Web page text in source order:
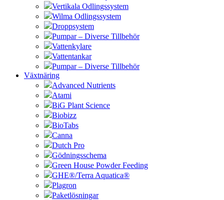
Vertikala Odlingssystem
Wilma Odlingssystem
Droppsystem
Pumpar – Diverse Tillbehör
Vattenkylare
Vattentankar
Pumpar – Diverse Tillbehör
Växtnäring
Advanced Nutrients
Atami
BiG Plant Science
Biobizz
BioTabs
Canna
Dutch Pro
Gödningsschema
Green House Powder Feeding
GHE®/Terra Aquatica®
Plagron
Paketlösningar